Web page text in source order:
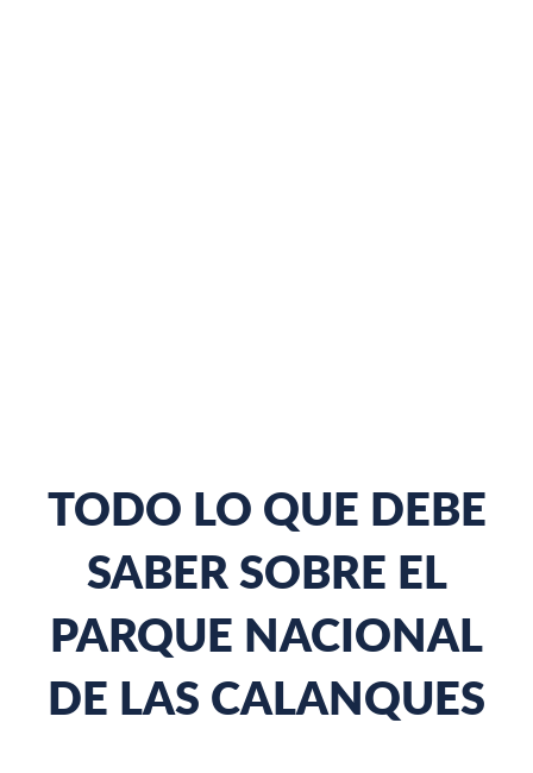
TODO LO QUE DEBE
SABER SOBRE EL
PARQUE NACIONAL
DE LAS CALANQUES